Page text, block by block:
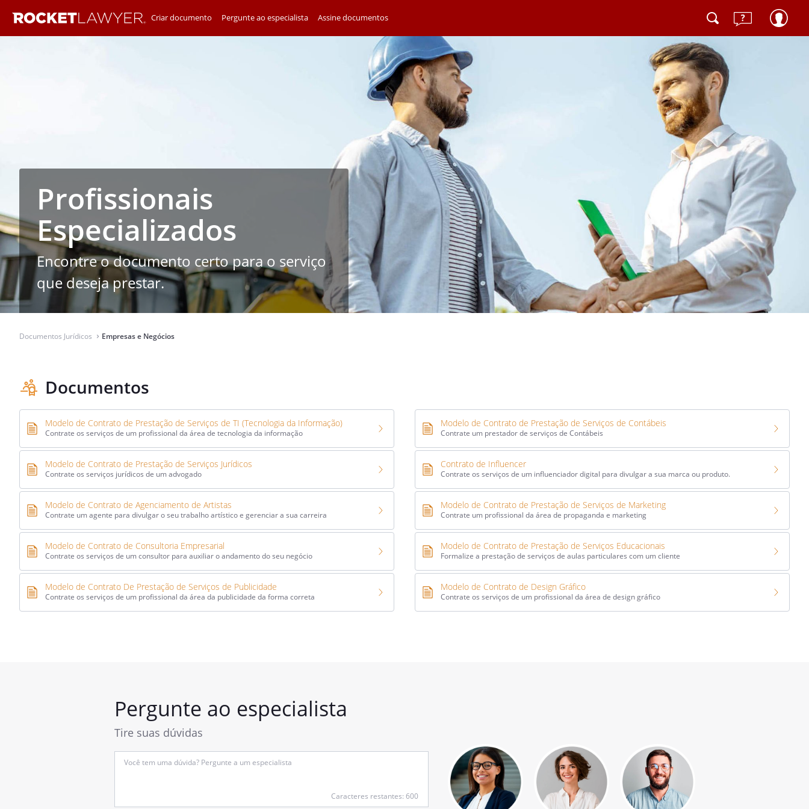
Criar documento Pergunte ao especialista Assine documentos
Profissionais
Especializados
Encontre o documento certo para o serviço
que deseja prestar.
Documentos Jurídicos⌃ Empresas e Negócios
Documentos
Modelo de Contrato de Prestação de Serviços de TI (Tecnologia da Informação)
Contrate os serviços de um profissional da área de tecnologia da informação
Modelo de Contrato de Prestação de Serviços de Contábeis
Contrate um prestador de serviços de Contábeis
Modelo de Contrato de Prestação de Serviços Jurídicos
Contrate os serviços jurídicos de um advogado
Contrato de Influencer
Contrate os serviços de um influenciador digital para divulgar a sua marca ou produto.
Modelo de Contrato de Agenciamento de Artistas
Contrate um agente para divulgar o seu trabalho artístico e gerenciar a sua carreira
Modelo de Contrato de Prestação de Serviços de Marketing
Contrate um profissional da área de propaganda e marketing
Modelo de Contrato de Consultoria Empresarial
Contrate os serviços de um consultor para auxiliar o andamento do seu negócio
Modelo de Contrato de Prestação de Serviços Educacionais
Formalize a prestação de serviços de aulas particulares com um cliente
Modelo de Contrato De Prestação de Serviços de Publicidade
Contrate os serviços de um profissional da área da publicidade da forma correta
Modelo de Contrato de Design Gráfico
Contrate os serviços de um profissional da área de design gráfico
Pergunte ao especialista
Tire suas dúvidas
Caracteres restantes: 600